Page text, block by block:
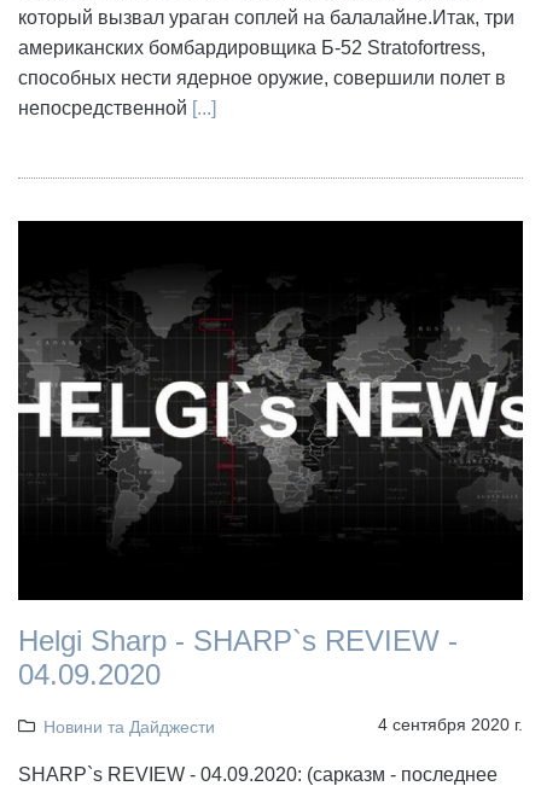
который вызвал ураган соплей на балалайне.Итак, три
американских бомбардировщика Б-52 Stratofortress,
способных нести ядерное оружие, совершили полет в
непосредственной [...]
Helgi Sharp - SHARP`s REVIEW -
04.09.2020
Новини та Дайджести 4 сентября 2020 г.
SHARP`s REVIEW - 04.09.2020: (сарказм - последнее